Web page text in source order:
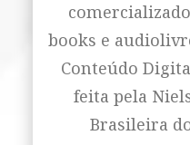
books e
Conteúdo
feita pela
Brasileira